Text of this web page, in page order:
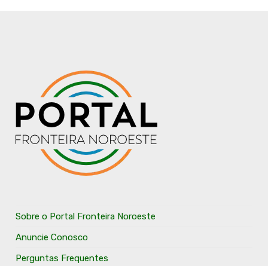
Sobre o Portal Fronteira Noroeste
Anuncie Conosco
Perguntas Frequentes